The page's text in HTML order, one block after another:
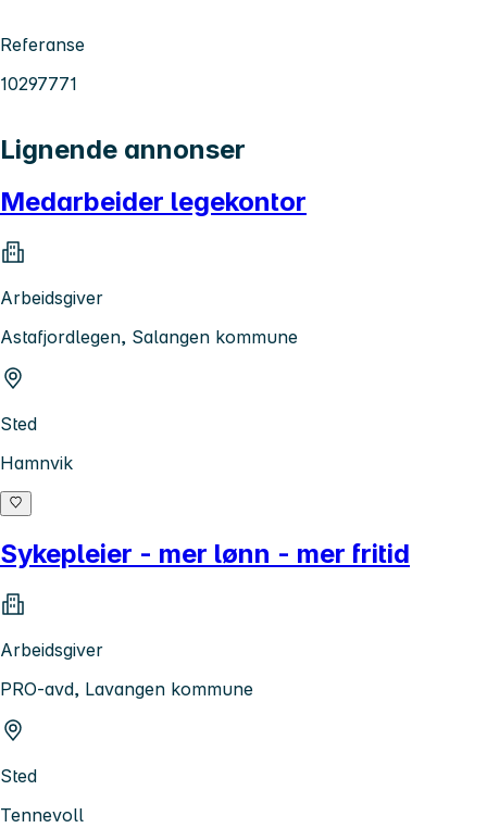
Referanse
10297771
Lignende annonser
Medarbeider legekontor
Arbeidsgiver
Astafjordlegen, Salangen kommune
Sted
Hamnvik
Sykepleier - mer lønn - mer fritid
Arbeidsgiver
PRO-avd, Lavangen kommune
Sted
Tennevoll